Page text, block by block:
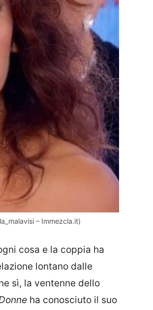
– Immezcla.it)
cosa e la coppia ha
lontano dalle
sì, la ventenne dello
ha conosciuto il suo